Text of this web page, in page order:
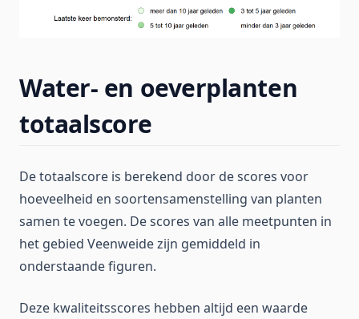
Water- en oeverplanten
totaalscore
De totaalscore is berekend door de scores voor
hoeveelheid en soortensamenstelling van planten
samen te voegen. De scores van alle meetpunten in
het gebied Veenweide zijn gemiddeld in
onderstaande figuren.
Deze kwaliteitsscores hebben altijd een waarde